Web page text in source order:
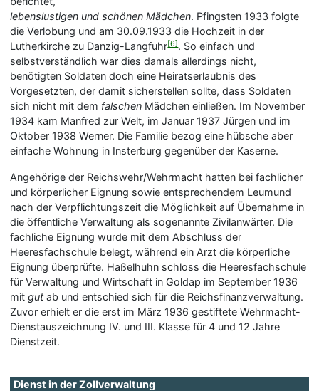
lebenslustigen und schönen Mädchen. Pfingsten 1933 folgte
die Verlobung und am 30.09.1933 die Hochzeit in der
Lutherkirche zu Danzig-Langfuhr[6]. So einfach und
selbstverständlich war dies damals allerdings nicht,
benötigten Soldaten doch eine Heiratserlaubnis des
Vorgesetzten, der damit sicherstellen sollte, dass Soldaten
sich nicht mit dem falschen Mädchen einließen. Im November
1934 kam Manfred zur Welt, im Januar 1937 Jürgen und im
Oktober 1938 Werner. Die Familie bezog eine hübsche aber
einfache Wohnung in Insterburg gegenüber der Kaserne.
Angehörige der Reichswehr/Wehrmacht hatten bei fachlicher
und körperlicher Eignung sowie entsprechendem Leumund
nach der Verpflichtungszeit die Möglichkeit auf Übernahme in
die öffentliche Verwaltung als sogenannte Zivilanwärter. Die
fachliche Eignung wurde mit dem Abschluss der
Heeresfachschule belegt, während ein Arzt die körperliche
Eignung überprüfte. Haßelhuhn schloss die Heeresfachschule
für Verwaltung und Wirtschaft in Goldap im September 1936
mitgut ab und entschied sich für die Reichsfinanzverwaltung.
Zuvor erhielt er die erst im März 1936 gestiftete Wehrmacht-
Dienstauszeichnung IV. und III. Klasse für 4 und 12 Jahre
Dienstzeit.
Dienst in der Zollverwaltung